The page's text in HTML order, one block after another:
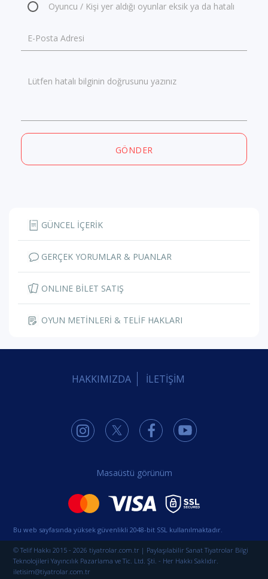
Oyuncu / Kişi yer aldığı oyunlar eksik ya da hatalı
E-Posta Adresi
Lütfen hatalı bilginin doğrusunu yazınız
GÖNDER
GÜNCEL İÇERİK
GERÇEK YORUMLAR & PUANLAR
ONLINE BİLET SATIŞ
OYUN METİNLERİ & TELİF HAKLARI
HAKKIMIZDA İLETİŞİM
Masaüstü görünüm
Bu web sayfasında yüksek güvenlikli 2048-bit SSL kullanılmaktadır.
© Telif Hakkı 2015 - 2026 tiyatrolar.com.tr | Paylaşılabilir Sanat Tiyatrolar Bilgi
Teknolojileri Yayıncılık Pazarlama ve Tic. Ltd. Şti. - Her Hakkı Saklıdır.
iletisim@tiyatrolar.com.tr